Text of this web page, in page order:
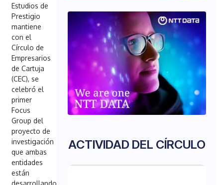
Estudios de
Prestigio
mantiene
con el
Círculo de
Empresarios
de Cartuja
(CEC), se
celebró el
primer
Focus
Group del
proyecto de
investigación
que ambas
entidades
están
desarrollando
ACTIVIDAD DEL CÍRCULO